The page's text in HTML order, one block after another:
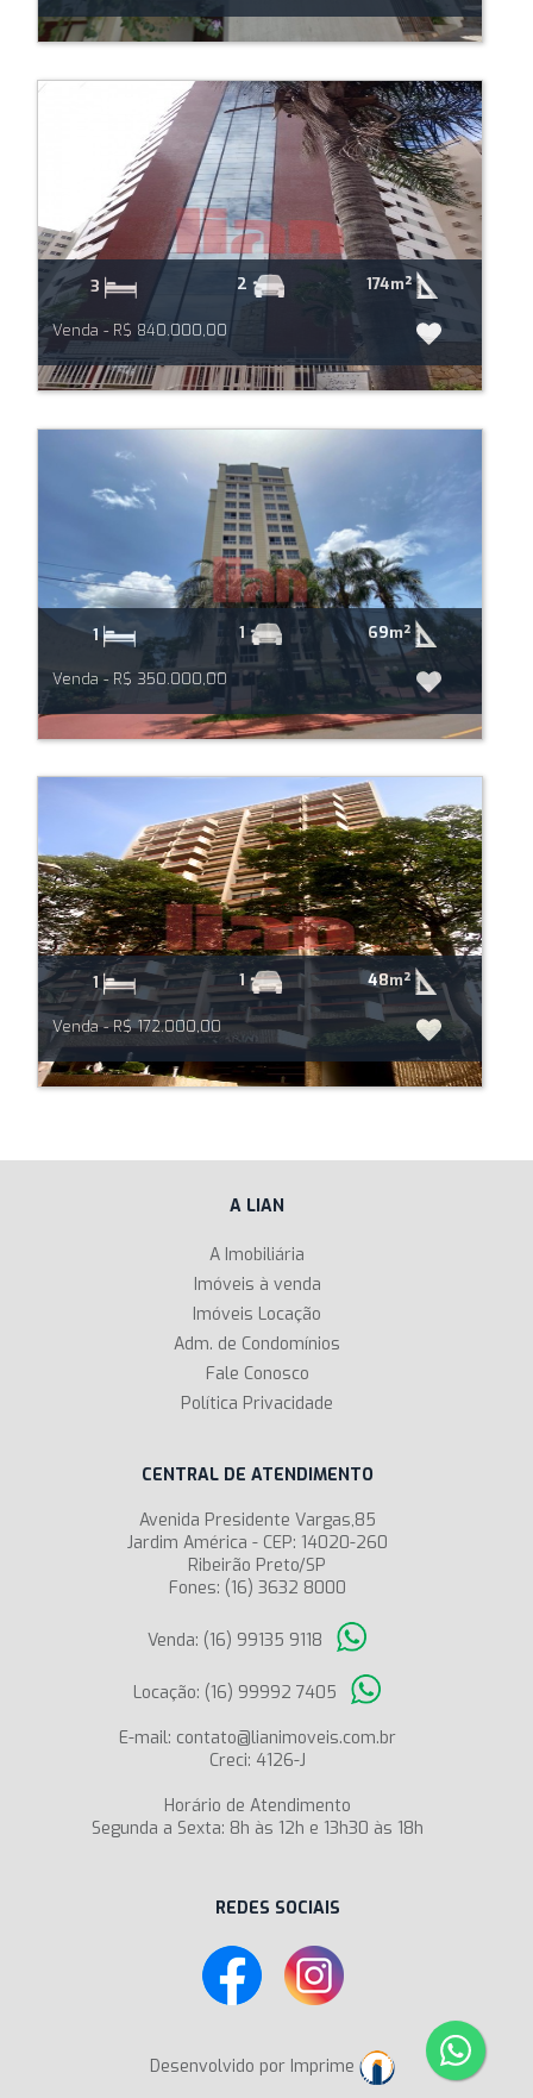
3 2 174m²
Venda - R$ 840.000,00
1 1 69m²
Venda - R$ 350.000,00
1 1 48m²
Venda - R$ 172.000,00
A LIAN
A Imobiliária
Imóveis à venda
Imóveis Locação
Adm. de Condomínios
Fale Conosco
Política Privacidade
CENTRAL DE ATENDIMENTO
Avenida Presidente Vargas,85
Jardim América - CEP: 14020-260
Ribeirão Preto/SP
Fones: (16) 3632 8000
Venda: (16) 99135 9118
Locação: (16) 99992 7405
E-mail: contato@lianimoveis.com.br
Creci: 4126-J
Horário de Atendimento
Segunda a Sexta: 8h às 12h e 13h30 às 18h
REDES SOCIAIS
Desenvolvido por Imprime